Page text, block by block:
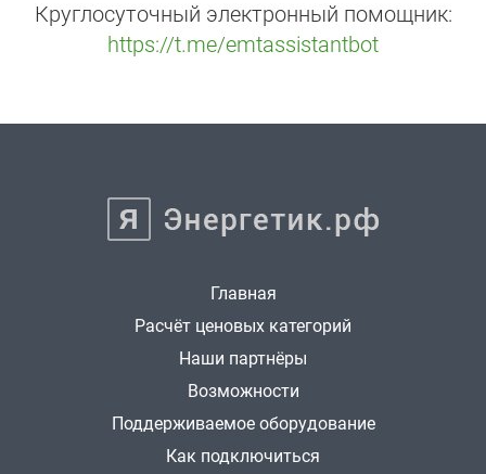
Круглосуточный электронный помощник:
https://t.me/emtassistantbot
Главная
Расчёт ценовых категорий
Наши партнёры
Возможности
Поддерживаемое оборудование
Как подключиться